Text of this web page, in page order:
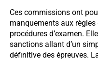
Ces commissions ont
manquements aux
procédures d’examen.
sanctions allant d’un
définitive des épreuves.